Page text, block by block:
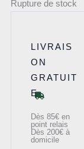
Rupture de stock
LIVRAIS
ON
GRATUIT
E
Dès 85€ en
point relais
Dès 200€ à
domicile